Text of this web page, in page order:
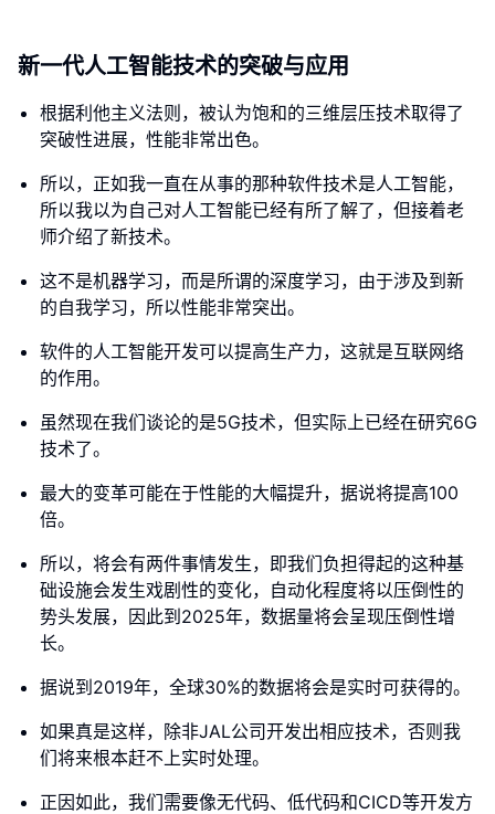
新一代人工智能技术的突破与应用
根据利他主义法则，被认为饱和的三维层压技术取得了
突破性进展，性能非常出色。
所以，正如我一直在从事的那种软件技术是人工智能，
所以我以为自己对人工智能已经有所了解了，但接着老
师介绍了新技术。
这不是机器学习，而是所谓的深度学习，由于涉及到新
的自我学习，所以性能非常突出。
软件的人工智能开发可以提高生产力，这就是互联网络
的作用。
虽然现在我们谈论的是5G技术，但实际上已经在研究6G
技术了。
最大的变革可能在于性能的大幅提升，据说将提高100
倍。
所以，将会有两件事情发生，即我们负担得起的这种基
础设施会发生戏剧性的变化，自动化程度将以压倒性的
势头发展，因此到2025年，数据量将会呈现压倒性增
长。
据说到2019年，全球30%的数据将会是实时可获得的。
如果真是这样，除非JAL公司开发出相应技术，否则我
们将来根本赶不上实时处理。
正因如此，我们需要像无代码、低代码和CICD等开发方